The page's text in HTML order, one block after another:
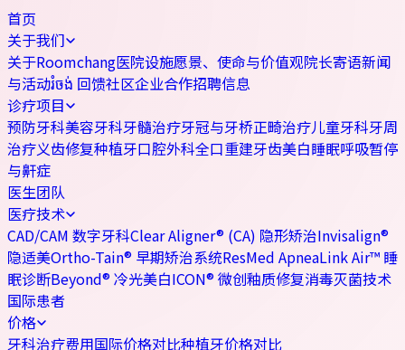
首页
关于我们
关于Roomchang医院设施愿景、使命与价值观院长寄语新闻
与活动រំចង់ 回馈社区企业合作招聘信息
诊疗项目
预防牙科美容牙科牙髓治疗牙冠与牙桥正畸治疗儿童牙科牙周
治疗义齿修复种植牙口腔外科全口重建牙齿美白睡眠呼吸暂停
与鼾症
医生团队
医疗技术
CAD/CAM 数字牙科Clear Aligner® (CA) 隐形矫治Invisalign®
隐适美Ortho-Tain® 早期矫治系统ResMed ApneaLink Air™ 睡
眠诊断Beyond® 冷光美白ICON® 微创釉质修复消毒灭菌技术
国际患者
价格
牙科治疗费用国际价格对比种植牙价格对比